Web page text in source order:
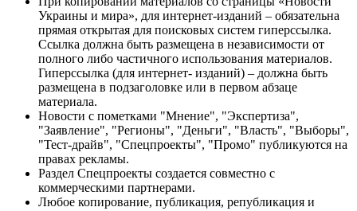
Украины и мира», для интернет-изданий – обязательна
прямая открытая для поисковых систем гиперссылка.
Ссылка должна быть размещена в независимости от
полного либо частичного использования материалов.
Гиперссылка (для интернет- изданий) – должна быть
размещена в подзаголовке или в первом абзаце
материала.
Новости с пометками "Мнение", "Экспертиза",
"Заявление", "Регионы", "Деньги", "Власть", "Выборы",
"Тест-драйв", "Спецпроекты", "Промо" публикуются на
правах рекламы.
Раздел Спецпроекты создается совместно с
коммерческими партнерами.
Любое копирование, публикация, републикация и